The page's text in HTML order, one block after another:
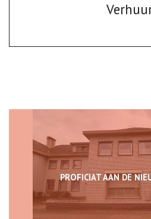
PROFICIAT AAN DE